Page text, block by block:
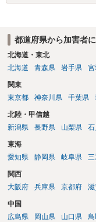
都道府県から加害者
北海道・東北
北海道
青森県 岩手県
関東
東京都
神奈川県 千葉県
北陸・甲信越
新潟県
長野県 山梨県
東海
愛知県
静岡県 岐阜県
関西
大阪府
兵庫県 京都府
中国
広島県
岡山県 山口県